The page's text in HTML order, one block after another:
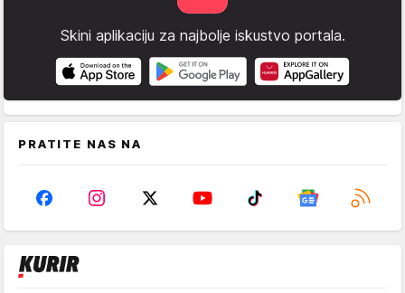
Skini aplikaciju za najbolje iskustvo portala.
PRATITE NAS NA